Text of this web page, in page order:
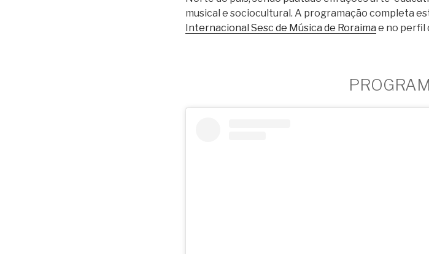
musical e sociocultural. A programação completa
Internacional Sesc de Música de Roraima e no perfil